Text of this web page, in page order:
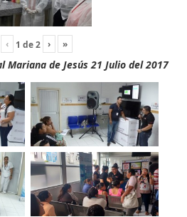
‹ 1 de2 › »
de Jesús 21 Julio del 2017